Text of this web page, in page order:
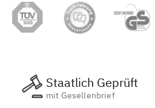
Staatlich Geprüft
mit Gesellenbrief